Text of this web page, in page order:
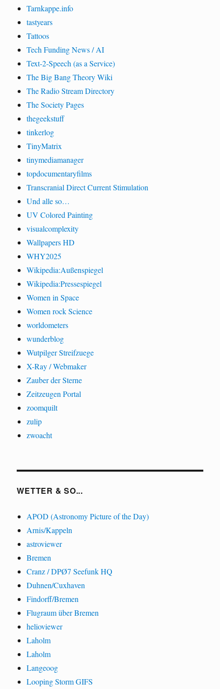
Tarnkappe.info
tastyears
Tattoos
Tech Funding News / AI
Text-2-Speech (as a Service)
The Big Bang Theory Wiki
The Radio Stream Directory
The Society Pages
thegeekstuff
tinkerlog
TinyMatrix
tinymediamanager
topdocumentaryfilms
Transcranial Direct Current Stimulation
Und alle so…
UV Colored Painting
visualcomplexity
Wallpapers HD
WHY2025
Wikipedia:Außenspiegel
Wikipedia:Pressespiegel
Women in Space
Women rock Science
worldometers
wunderblog
Wutpilger Streifzuege
X-Ray / Webmaker
Zauber der Sterne
Zeitzeugen Portal
zoomquilt
zulip
zwoacht
WETTER & SO...
APOD (Astronomy Picture of the Day)
Arnis/Kappeln
astroviewer
Bremen
Cranz / DPØ7 Seefunk HQ
Duhnen/Cuxhaven
Findorff/Bremen
Flugraum über Bremen
helioviewer
Laholm
Laholm
Langeoog
Looping Storm GIFS